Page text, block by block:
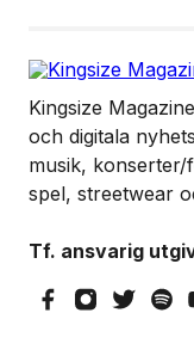
Kingsize
och digitala
musik,
spel, streetwear
Tf. ansvarig